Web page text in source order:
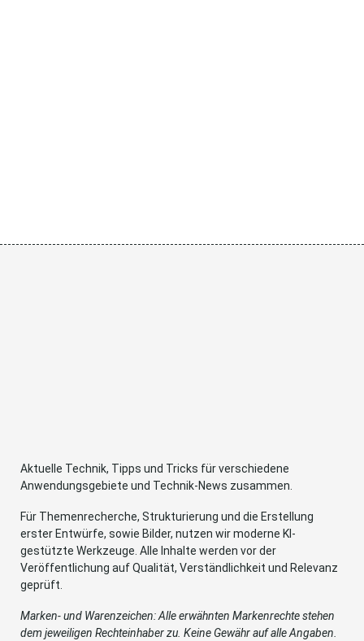
Aktuelle Technik, Tipps und Tricks für verschiedene
Anwendungsgebiete und Technik-News zusammen.
Für Themenrecherche, Strukturierung und die Erstellung
erster Entwürfe, sowie Bilder, nutzen wir moderne KI-
gestützte Werkzeuge. Alle Inhalte werden vor der
Veröffentlichung auf Qualität, Verständlichkeit und Relevanz
geprüft.
Marken- und Warenzeichen: Alle erwähnten Markenrechte stehen
dem jeweiligen Rechteinhaber zu. Keine Gewähr auf alle Angaben.